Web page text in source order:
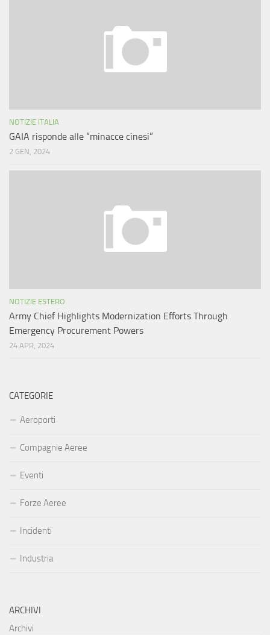
NOTIZIE ITALIA
GAIA risponde alle “minacce cinesi”
2 GEN, 2024
NOTIZIE ESTERO
Army Chief Highlights Modernization Efforts Through
Emergency Procurement Powers
24 APR, 2024
CATEGORIE
Aeroporti
Compagnie Aeree
Eventi
Forze Aeree
Incidenti
Industria
ARCHIVI
Archivi